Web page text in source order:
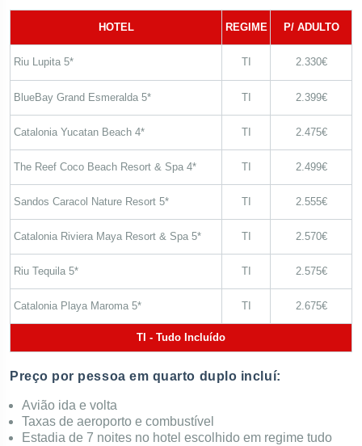
HOTEL REGIME P/ ADULTO
Riu Lupita 5* TI 2.330€
BlueBay Grand Esmeralda 5* TI 2.399€
Catalonia Yucatan Beach 4* TI 2.475€
The Reef Coco Beach Resort & Spa 4* TI 2.499€
Sandos Caracol Nature Resort 5* TI 2.555€
Catalonia Riviera Maya Resort & Spa 5* TI 2.570€
Riu Tequila 5* TI 2.575€
Catalonia Playa Maroma 5* TI 2.675€
TI - Tudo Incluído
Preço por pessoa em quarto duplo incluí:
Avião ida e volta
Taxas de aeroporto e combustível
Estadia de 7 noites no hotel escolhido em regime tudo